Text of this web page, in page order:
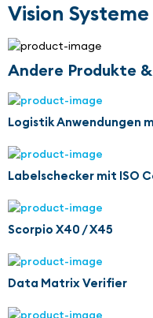
Vision Systeme
Andere Produkte
Logistik Anwendungen
Labelschecker mit ISO
Scorpio X40 / X45
Data Matrix Verifier